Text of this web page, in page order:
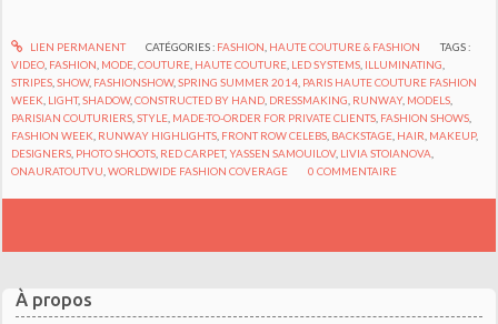
À propos
LIEN PERMANENT CATÉGORIES : FASHION HAUTE COUTURE & FASHION
TAGS :
VIDEO FASHION MODE ,COUTURE HAUTE COUTURE LED SYSTEMS ILLUMINATING
STRIPES ,SHOW, FASHIONSHOW,SPRING SUMMER 2014 PARIS HAUTE COUTURE FASHION
WEEK LIGHT,SHADOW,CONSTRUCTED BY HAND DRESSMAKING RUNWAY, MODELS
PARISIAN COUTURIERS ,STYLE MADE-TO-ORDER FOR PRIVATE CLIENTS FASHION SHOWS
FASHION WEEK RUNWAY HIGHLIGHTS FRONT ROW CELEBS BACKSTAGE HAIR MAKEUP,
DESIGNERS PHOTO SHOOTS RED CARPET,YASSEN SAMOUILOV, LIVIA STOIANOVA
ONAURATOUTVU ,WORLDWIDE FASHION COVERAGE 0 COMMENTAIRE